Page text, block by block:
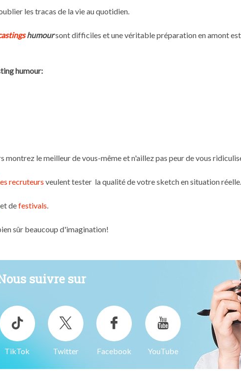
les tracas de la vie au quotidien.
humoursont difficiles et une véritable préparation en amont
humour:
montrez le meilleur de vous-même et n'aillez pas peur de vous
recruteurs veulent tester la qualité de votre sketch en situation réelle.
et defestivals.
sûr beaucoup d'imagination!
suivre sur
TikTok Twitter Facebook YouTube